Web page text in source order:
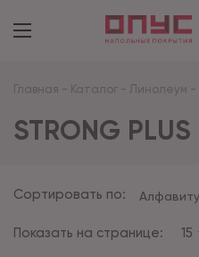
Главная - Каталог - Линолеум -
STRONG PLUS
Сортировать по: Алфавиту
Показать на странице: 15